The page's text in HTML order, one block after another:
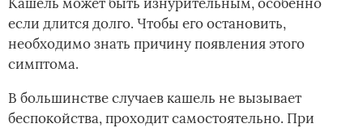
если длится долго. Чтобы его остановить,
необходимо знать причину появления этого
симптома.
В большинстве случаев кашель не вызывает
беспокойства, проходит самостоятельно. При